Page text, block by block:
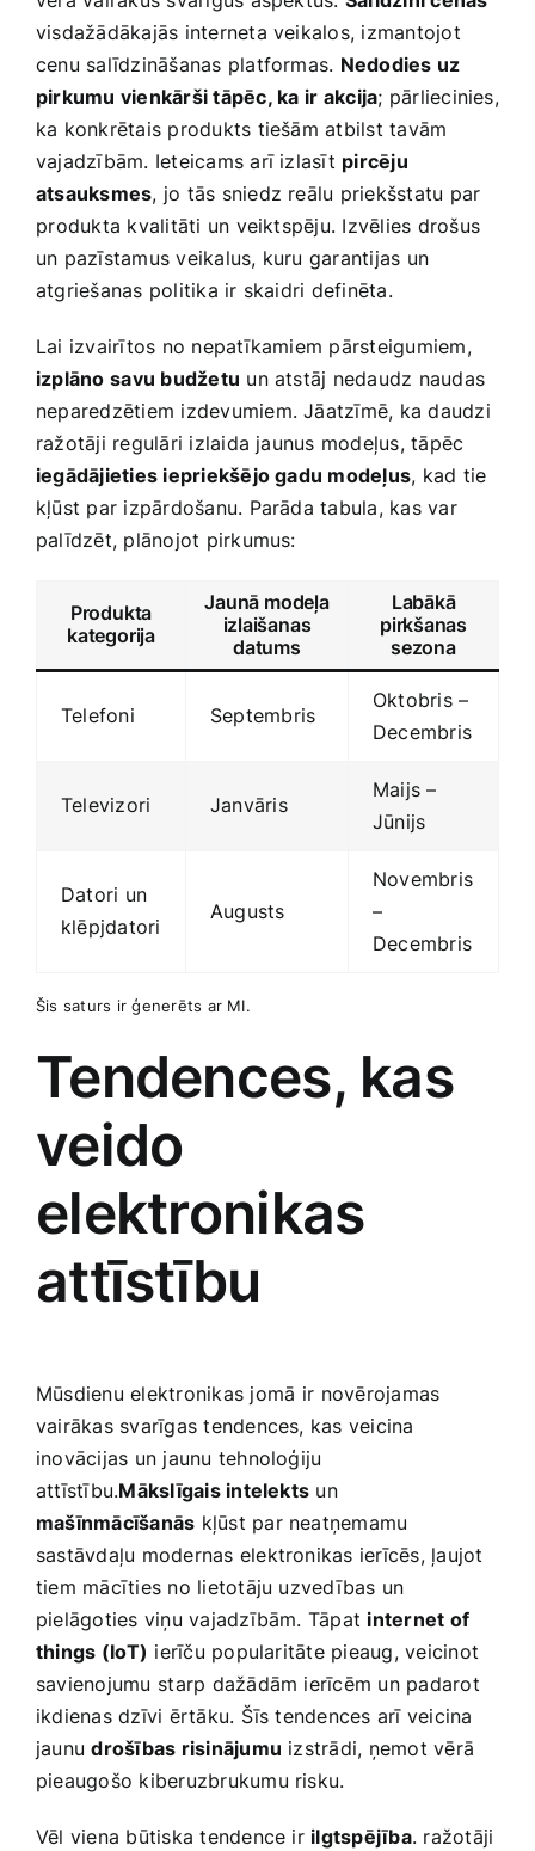
visdažādākajās interneta‍ veikalos, izmantojot
cenu salīdzināšanas platformas. Nedodies uz
pirkumu vienkārši tāpēc, ⁤ka ir ⁣akcija; ‌pārliecinies,
ka konkrētais produkts tiešām atbilst tavām
vajadzībām. Ieteicams arī izlasīt pircēju
atsauksmes, jo ‍tās sniedz reālu priekšstatu par
⁤produkta kvalitāti un veiktspēju. Izvēlies drošus
un pazīstamus veikalus, kuru garantijas un⁤
atgriešanas politika ir skaidri definēta.
Lai izvairītos no nepatīkamiem pārsteigumiem,
izplāno⁣ savu budžetu un atstāj nedaudz naudas
neparedzētiem izdevumiem. Jāatzīmē, ka daudzi
ražotāji regulāri izlaida jaunus modeļus, tāpēc
iegādājieties iepriekšējo gadu modeļus, kad tie
kļūst par izpārdošanu. Parāda​ tabula, kas var
palīdzēt, plānojot pirkumus:
Produkta
kategorija
Jaunā‍ modeļa
izlaišanas‌
datums
Labākā⁣
pirkšanas
sezona
Telefoni Septembris
Oktobris –
Decembris
Televizori Janvāris
Maijs –
Jūnijs
Datori un
klēpjdatori
Augusts
Novembris
–
Decembris
Šis saturs ir ģenerēts ar MI.
Tendences, kas
veido
elektronikas
attīstību
Mūsdienu elektronikas jomā ⁢ir⁤ novērojamas
vairākas svarīgas tendences, kas ‌veicina
inovācijas un jaunu tehnoloģiju
attīstību.Mākslīgais intelekts un
mašīnmācīšanās kļūst par neatņemamu⁤
sastāvdaļu​ modernas elektronikas ‌ierīcēs, ļaujot
tiem mācīties no lietotāju uzvedības un
pielāgoties viņu vajadzībām. Tāpat internet of
things ⁣(IoT) ierīču popularitāte pieaug, veicinot
savienojumu ⁣starp dažādām ierīcēm un padarot
ikdienas dzīvi ērtāku. Šīs tendences arī veicina
jaunudrošības risinājumu izstrādi, ņemot vērā
pieaugošo kiberuzbrukumu risku.
Vēl viena būtiska tendence ir ilgtspējība. ražotāji